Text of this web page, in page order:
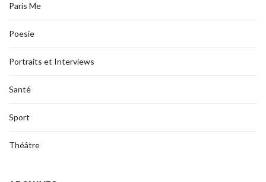
Paris Me
Poesie
Portraits et Interviews
Santé
Sport
Théâtre